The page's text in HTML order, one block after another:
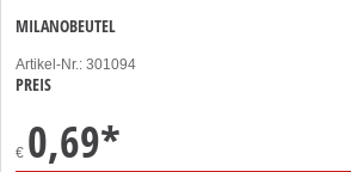
MILANOBEUTEL
Artikel-Nr.: 301094
PREIS
€ 0,69*